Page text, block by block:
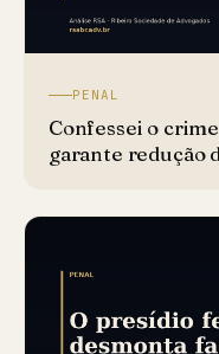
PENAL
Confessei o
garante redução